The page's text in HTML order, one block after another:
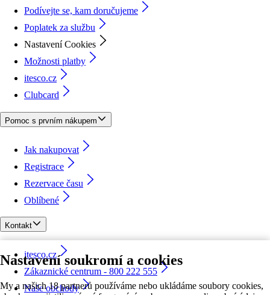
Nastavení soukromí a cookies
My a našich 18 partnerů používáme nebo ukládáme soubory cookies,
Podívejte se, kam doručujeme
Poplatek za službu
Nastavení Cookies
Možnosti platby
itesco.cz
Clubcard
Pomoc s prvním nákupem
Jak nakupovat
Registrace
Rezervace času
Oblíbené
Kontakt
itesco.cz
Zákaznické centrum - 800 222 555
Naše obchody